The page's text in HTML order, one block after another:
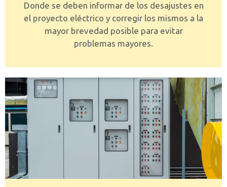
Donde se deben informar de los desajustes en
el proyecto eléctrico y corregir los mismos a la
mayor brevedad posible para evitar
problemas mayores.